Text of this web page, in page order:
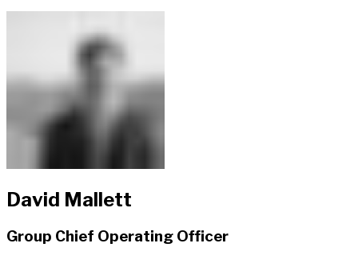
David Mallett​​​​‌ ‍ ​‍​‍‌‍ ‌ ​‍‌‍‍‌‌‍‌ ‌‍‍‌‌‍ ‍​‍​‍​ ‍‍​‍​‍‌ ​ ‌‍​‌‌‍ ‍‌‍‍‌‌ ‌​‌ ‍‌​‍ ‍‌‍‍‌‌‍ ​‍​‍​‍ ​​‍​‍‌‍‍​‌ ​‍‌‍‌‌‌‍‌‍​‍​‍​ ‍‍​‍​‍‌‍‍​‌ ‌​‌ ‌​‌ ​​‌ ​ ​ ‍‍​‍ ​‍ ‌‍ ​​‍ ‌‌‍​‌‌‍ ‍‌‍‌​​‍ ‌‌ ​‍​‍ ‌‌‍‍​‌‍ ‌ ‌​‌‍‌‌‌‍ ​‌ ​ ​‍ ‌‌ ​ ‌ ‌​‌ ‌‌‌‍‌​‌‍‍‌‌‍ ​‍ ‍‌ ‌‍‌‍‌‌‌ ​‍‌‍​ ‌‍‌‌‌‍ ​​‍ ‍‌‍​‌‌ ​​‌ ​​​‍ ‌‍‍‌‌‍ ‍‌ ‌​‌‍‌‌‌‍ ‍‌ ‌​​‍ ‌‍‌‌‌‍‌​‌‍‍‌‌ ‌​​‍ ‌‍ ‌‌‍ ‌‍‌​‌‍‌‌​ ‌‌ ​​‌ ​‍‌‍‌‌‌ ​ ‌‍‌‌‌‍ ‍‌ ‌​‌‍​‌‌ ‌​‌‍‍‌‌‍ ‌‍ ‍​ ‍ ‌‍‍‌‌‍‌​​ ‌‌‍‌‍​ ​‍​ ‌‍​ ​‌‌‍‌‍​ ‌‍​ ​ ​ ‌‌​‍ ‌‌‍‌‌​ ​‌​ ​‌‌‍‌‍​‍ ‌​ ‌​​ ‍‌​ ‍‌‌‍‌‍​‍ ‌‌‍​‌‌‍‌​‌‍​‌‌‍​‍​‍ ‌​ ‌​​ ​‍‌‍‌‌​ ‌‍​ ‌​​ ‍​‌‍‌​​ ‌‍‌‍‌‌‌‍‌‍​ ​​​ ‍​​ ‍ ‌ ‌​‌ ‍‌‌ ​​‌‍‌‌​ ‌‌‍​ ‌‍ ‌ ​‍‌ ​​‌‍ ‌ ​‍‌‍​‌‌ ‌​‌‍‌‌‌‌‌​‌‍‌‌‌‍​‌‌‍ ‌‌​ ‌‌‍‌‌‌‍ ‌‌‍​‍‌‍‌‌‌ ​‍​ ‍ ‌ ​​‌‍​‌‌ ‌​‌‍‍​​ ‌‌‍ ‍‌‍​‌‌‍ ‌‌‍‌‌​ ‌‍​‍‌‍​‌‌ ​ ‌‍‌‌‌‌‌‌‌ ​‍‌‍ ​​ ‌‌‍‍​‌ ‌​‌ ‌​‌ ​​‌ ​ ​‍‌‌​ ​ ‌​​‌​‍‌‌​ ​‍‌​‌‍​‍‌‌​ ​‍‌​‌‍‌‍ ​​‍ ‌‌‍​‌‌‍ ‍‌‍‌​​‍ ‌‌ ​‍​‍ ‌‌‍‍​‌‍ ‌ ‌​‌‍‌‌‌‍ ​‌ ​ ​‍ ‌‌ ​ ‌ ‌​‌ ‌‌‌‍‌​‌‍‍‌‌‍ ​‍ ‍‌ ‌‍‌‍‌‌‌ ​‍‌‍​ ‌‍‌‌‌‍ ​​‍ ‍‌‍​‌‌ ​​‌ ​​​‍‌‍‌‍‍‌‌‍‌​​ ‌‌‍‌‍​ ​‍​ ‌‍​ ​‌‌‍‌‍​ ‌‍​ ​ ​ ‌‌​‍ ‌‌‍‌‌​ ​‌​ ​‌‌‍‌‍​‍ ‌​ ‌​​ ‍‌​ ‍‌‌‍‌‍​‍ ‌‌‍​‌‌‍‌​‌‍​‌‌‍​‍​‍ ‌​ ‌​​ ​‍‌‍‌‌​ ‌‍​ ‌​​ ‍​‌‍‌​​ ‌‍‌‍‌‌‌‍‌‍​ ​​​ ‍​​‍‌‍‌ ‌​‌ ‍‌‌ ​​‌‍‌‌​ ‌‌‍​ ‌‍ ‌ ​‍‌ ​​‌‍ ‌ ​‍‌‍​‌‌ ‌​‌‍‌‌‌‌‌​‌‍‌‌‌‍​‌‌‍ ‌‌​ ‌‌‍‌‌‌‍ ‌‌‍​‍‌‍‌‌‌ ​‍​‍‌‍‌ ​​‌‍​‌‌ ‌​‌‍‍​​ ‌‌‍ ‍‌‍​‌‌‍ ‌‌‍‌‌​‍‌‍‌ ​​‌‍‌‌‌ ​‍‌ ​ ‌ ​​‌‍‌‌‌‍​ ‌ ‌​‌‍‍‌‌ ‌‍‌‍‌‌​ ‌‌ ​​‌ ‌‌‌‍​‍‌‍ ​‌‍‍‌‌ ​ ‌‍‍​‌‍‌‌‌‍‌​​‍​‍‌ ‌
Group Chief Operating Officer​​​​‌ ‍ ​‍​‍‌‍ ‌ ​‍‌‍‍‌‌‍‌ ‌‍‍‌‌‍ ‍​‍​‍​ ‍‍​‍​‍‌ ​ ‌‍​‌‌‍ ‍‌‍‍‌‌ ‌​‌ ‍‌​‍ ‍‌‍‍‌‌‍ ​‍​‍​‍ ​​‍​‍‌‍‍​‌ ​‍‌‍‌‌‌‍‌‍​‍​‍​ ‍‍​‍​‍‌‍‍​‌ ‌​‌ ‌​‌ ​​‌ ​ ​ ‍‍​‍ ​‍ ‌‍ ​​‍ ‌‌‍​‌‌‍ ‍‌‍‌​​‍ ‌‌ ​‍​‍ ‌‌‍‍​‌‍ ‌ ‌​‌‍‌‌‌‍ ​‌ ​ ​‍ ‌‌ ​ ‌ ‌​‌ ‌‌‌‍‌​‌‍‍‌‌‍ ​‍ ‍‌ ‌‍‌‍‌‌‌ ​‍‌‍​ ‌‍‌‌‌‍ ​​‍ ‍‌‍​‌‌ ​​‌ ​​​‍ ‌‍‍‌‌‍ ‍‌ ‌​‌‍‌‌‌‍ ‍‌ ‌​​‍ ‌‍‌‌‌‍‌​‌‍‍‌‌ ‌​​‍ ‌‍ ‌‌‍ ‌‍‌​‌‍‌‌​ ‌‌ ​​‌ ​‍‌‍‌‌‌ ​ ‌‍‌‌‌‍ ‍‌ ‌​‌‍​‌‌ ‌​‌‍‍‌‌‍ ‌‍ ‍​ ‍ ‌‍‍‌‌‍‌​​ ‌‌‍‌‍​ ​‍​ ‌‍​ ​‌‌‍‌‍​ ‌‍​ ​ ​ ‌‌​‍ ‌‌‍‌‌​ ​‌​ ​‌‌‍‌‍​‍ ‌​ ‌​​ ‍‌​ ‍‌‌‍‌‍​‍ ‌‌‍​‌‌‍‌​‌‍​‌‌‍​‍​‍ ‌​ ‌​​ ​‍‌‍‌‌​ ‌‍​ ‌​​ ‍​‌‍‌​​ ‌‍‌‍‌‌‌‍‌‍​ ​​​ ‍​​ ‍ ‌ ‌​‌ ‍‌‌ ​​‌‍‌‌​ ‌‌‍​ ‌‍ ‌ ​‍‌ ​​‌‍ ‌ ​‍‌‍​‌‌ ‌​‌‍‌‌‌‌‌​‌‍‌‌‌‍​‌‌‍ ‌‌​ ‌‌‍‌‌‌‍ ‌‌‍​‍‌‍‌‌‌ ​‍​ ‍ ‌ ​​‌‍​‌‌ ‌​‌‍‍​​ ‌‌ ​‍‌‍ ‌‍ ​‌‍‌‌​ ‌‍​‍‌‍​‌‌ ​ ‌‍‌‌‌‌‌‌‌ ​‍‌‍ ​​ ‌‌‍‍​‌ ‌​‌ ‌​‌ ​​‌ ​ ​‍‌‌​ ​ ‌​​‌​‍‌‌​ ​‍‌​‌‍​‍‌‌​ ​‍‌​‌‍‌‍ ​​‍ ‌‌‍​‌‌‍ ‍‌‍‌​​‍ ‌‌ ​‍​‍ ‌‌‍‍​‌‍ ‌ ‌​‌‍‌‌‌‍ ​‌ ​ ​‍ ‌‌ ​ ‌ ‌​‌ ‌‌‌‍‌​‌‍‍‌‌‍ ​‍ ‍‌ ‌‍‌‍‌‌‌ ​‍‌‍​ ‌‍‌‌‌‍ ​​‍ ‍‌‍​‌‌ ​​‌ ​​​‍‌‍‌‍‍‌‌‍‌​​ ‌‌‍‌‍​ ​‍​ ‌‍​ ​‌‌‍‌‍​ ‌‍​ ​ ​ ‌‌​‍ ‌‌‍‌‌​ ​‌​ ​‌‌‍‌‍​‍ ‌​ ‌​​ ‍‌​ ‍‌‌‍‌‍​‍ ‌‌‍​‌‌‍‌​‌‍​‌‌‍​‍​‍ ‌​ ‌​​ ​‍‌‍‌‌​ ‌‍​ ‌​​ ‍​‌‍‌​​ ‌‍‌‍‌‌‌‍‌‍​ ​​​ ‍​​‍‌‍‌ ‌​‌ ‍‌‌ ​​‌‍‌‌​ ‌‌‍​ ‌‍ ‌ ​‍‌ ​​‌‍ ‌ ​‍‌‍​‌‌ ‌​‌‍‌‌‌‌‌​‌‍‌‌‌‍​‌‌‍ ‌‌​ ‌‌‍‌‌‌‍ ‌‌‍​‍‌‍‌‌‌ ​‍​‍‌‍‌ ​​‌‍​‌‌ ‌​‌‍‍​​ ‌‌ ​‍‌‍ ‌‍ ​‌‍‌‌​‍‌‍‌ ​​‌‍‌‌‌ ​‍‌ ​ ‌ ​​‌‍‌‌‌‍​ ‌ ‌​‌‍‍‌‌ ‌‍‌‍‌‌​ ‌‌ ​​‌ ‌‌‌‍​‍‌‍ ​‌‍‍‌‌ ​ ‌‍‍​‌‍‌‌‌‍‌​​‍​‍‌ ‌